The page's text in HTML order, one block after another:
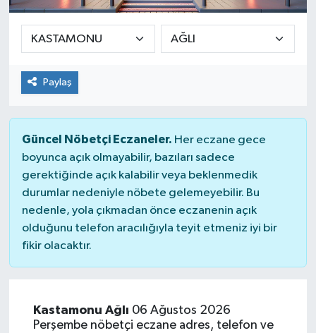
Paylaş
Güncel Nöbetçi Eczaneler. Her eczane gece
boyunca açık olmayabilir, bazıları sadece
gerektiğinde açık kalabilir veya beklenmedik
durumlar nedeniyle nöbete gelemeyebilir. Bu
nedenle, yola çıkmadan önce eczanenin açık
olduğunu telefon aracılığıyla teyit etmeniz iyi bir
fikir olacaktır.
Kastamonu Ağlı 06 Ağustos 2026
Perşembe nöbetçi eczane adres, telefon ve